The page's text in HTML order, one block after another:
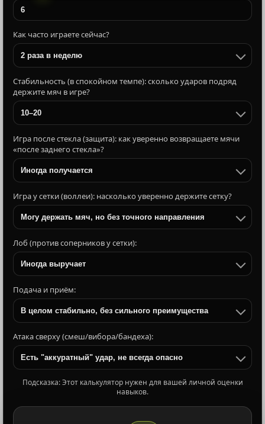
Как часто играете сейчас?
2 раза в неделю
Стабильность (в спокойном темпе): сколько ударов подряд
держите мяч в игре?
10–20
Игра после стекла (защита): как уверенно возвращаете мячи
«после заднего стекла»?
Иногда получается
Игра у сетки (воллеи): насколько уверенно держите сетку?
Могу держать мяч, но без точного направления
Лоб (против соперников у сетки):
Иногда выручает
Подача и приём:
В целом стабильно, без сильного преимущества
Атака сверху (смеш/вибора/бандеха):
Есть "аккуратный" удар, не всегда опасно
Подсказка: Этот калькулятор нужен для вашей личной оценки
навыков.